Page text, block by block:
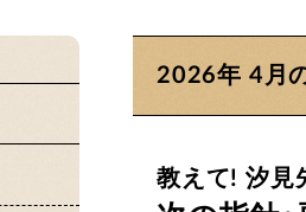
2026年 4月
教えて! 汐見